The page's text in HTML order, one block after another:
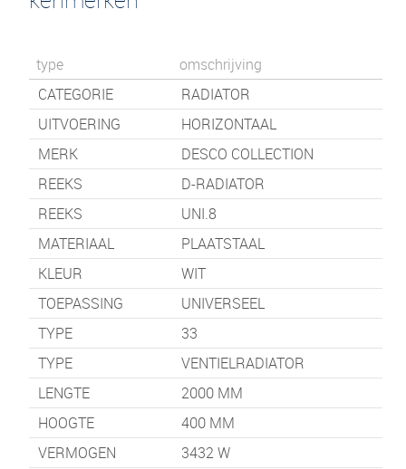
type
omschrijving
CATEGORIE
RADIATOR
UITVOERING
HORIZONTAAL
MERK
DESCO COLLECTION
REEKS
D-RADIATOR
REEKS
UNI.8
MATERIAAL
PLAATSTAAL
KLEUR
WIT
TOEPASSING
UNIVERSEEL
TYPE
33
TYPE
VENTIELRADIATOR
LENGTE
2000 MM
HOOGTE
400 MM
VERMOGEN
3432 W